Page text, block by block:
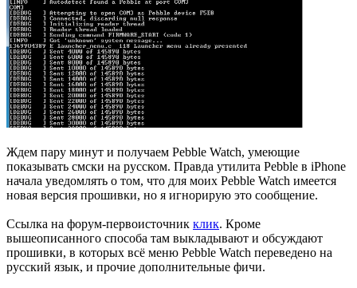
Ждем пару минут и получаем Pebble Watch, умеющие
показывать смски на русском. Правда утилита Pebble в iPhone
начала уведомлять о том, что для моих Pebble Watch имеется
новая версия прошивки, но я игнорирую это сообщение.
Ссылка на форум-первоисточник клик. Кроме
вышеописанного способа там выкладывают и обсуждают
прошивки, в которых всё меню Pebble Watch переведено на
русский язык, и прочие дополнительные фичи.